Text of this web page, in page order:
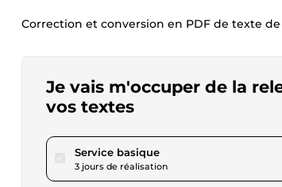
Correction et conversion en PDF de texte de
Je vais m'occuper de la
vos textes
Service basiquepour 17,29 $US
3 jours de réalisation